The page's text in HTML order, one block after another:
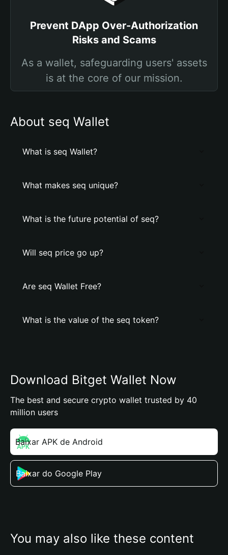
Prevent DApp Over-Authorization
Risks and Scams
As a wallet, safeguarding users' assets
is at the core of our mission.
About seq Wallet
What is seq Wallet?
What makes seq unique?
What is the future potential of seq?
Will seq price go up?
Are seq Wallet Free?
What is the value of the seq token?
Download Bitget Wallet Now
The best and secure crypto wallet trusted by 40
million users
Baixar APK de Android
Baixar do Google Play
You may also like these content